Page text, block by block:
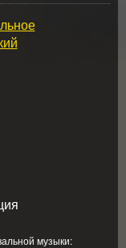
музыки: